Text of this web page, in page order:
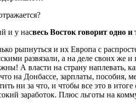
и у насвесь Восток говорит одно
рыпнуться и их Европа с
развязали, а на деле своих
А власти на страну наплевать,
на Донбассе, зарплаты, пособия,
ни за что, и чтобы все это в
заработок. Плюс льготы на